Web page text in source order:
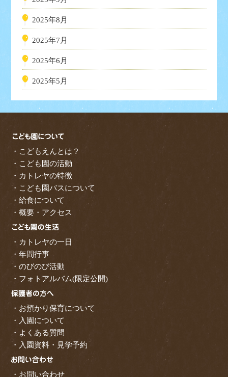
2025年8月
2025年7月
2025年6月
2025年5月
・こどもえんとは？
・こども園の活動
・カトレヤの特徴
・こども園バスについて
・給食について
・概要・アクセス
・カトレヤの一日
・年間行事
・のびのび活動
・フォトアルバム(限定公開)
・お預かり保育について
・入園について
・よくある質問
・入園資料・見学予約
・お問い合わせ